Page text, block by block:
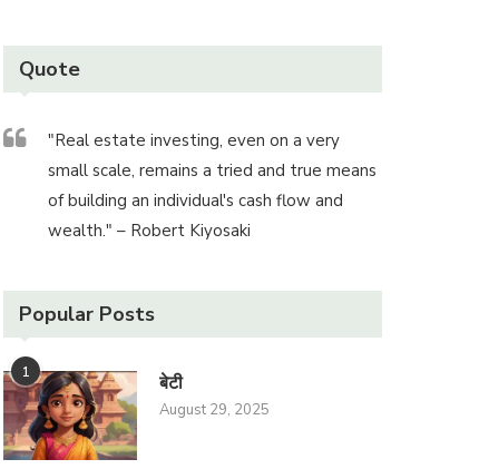
Quote
"Real estate investing, even on a very
small scale, remains a tried and true means
of building an individual's cash flow and
wealth." – Robert Kiyosaki
Popular Posts
1 बेटी
August 29, 2025